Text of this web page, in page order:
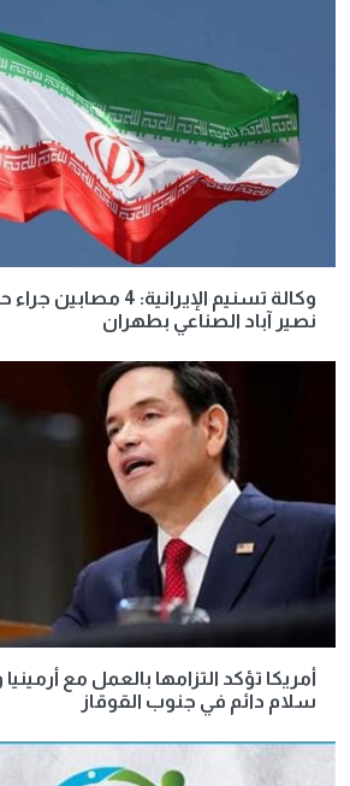
وكالة تسنيم الإيرانية:
نصير آباد الصناعي بطهران
أمريكا تؤكد التزامها بالعمل مع
سلام دائم في جنوب القوقاز